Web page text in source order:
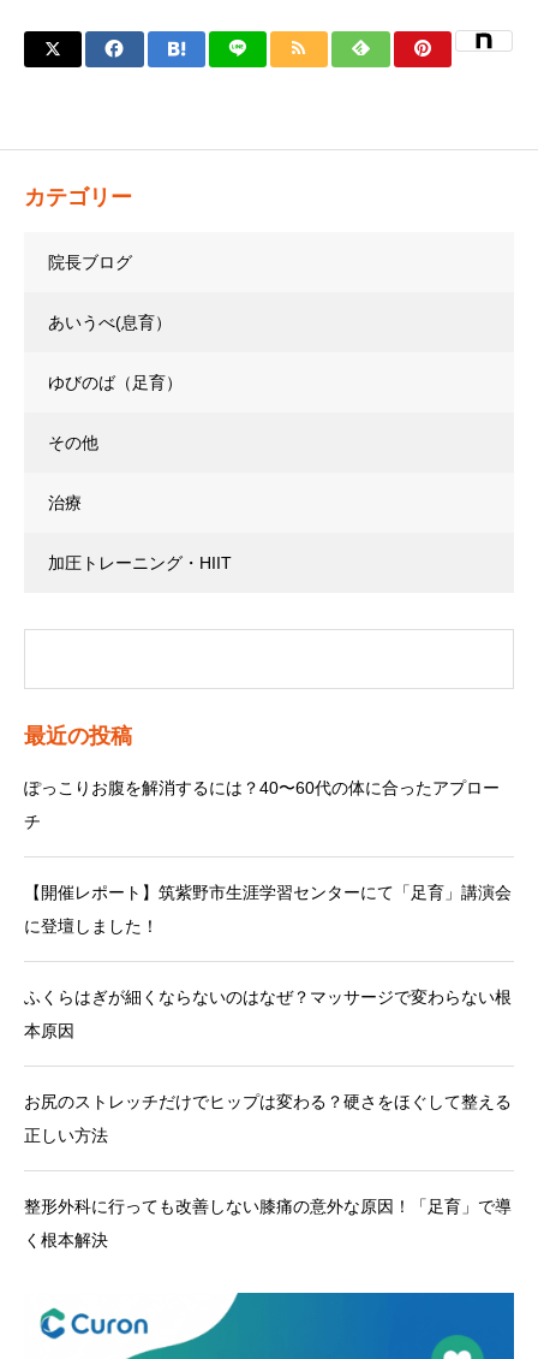
カテゴリー
院長ブログ
あいうべ(息育）
ゆびのば（足育）
その他
治療
加圧トレーニング・HIIT
最近の投稿
ぽっこりお腹を解消するには？40〜60代の体に合ったアプロー
チ
【開催レポート】筑紫野市生涯学習センターにて「足育」講演会
に登壇しました！
ふくらはぎが細くならないのはなぜ？マッサージで変わらない根
本原因
お尻のストレッチだけでヒップは変わる？硬さをほぐして整える
正しい方法
整形外科に行っても改善しない膝痛の意外な原因！「足育」で導
く根本解決